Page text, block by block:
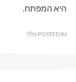
היא המפתח.
POSTED IN כללי